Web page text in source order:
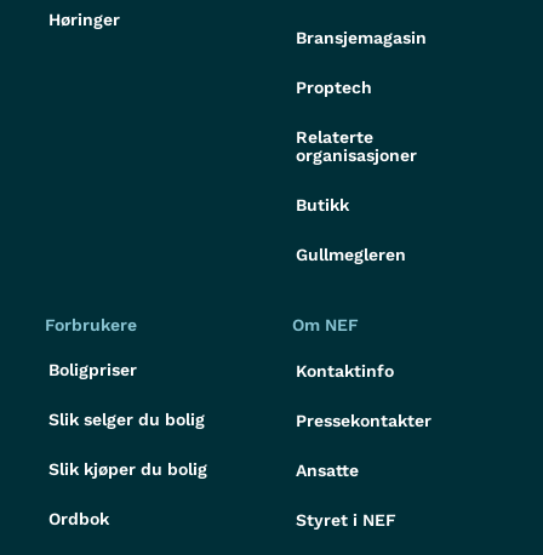
Høringer
Bransjemagasin
Proptech
Relaterte
organisasjoner
Butikk
Gullmegleren
Forbrukere
Boligpriser
Slik selger du bolig
Slik kjøper du bolig
Ordbok
Om NEF
Kontaktinfo
Pressekontakter
Ansatte
Styret i NEF